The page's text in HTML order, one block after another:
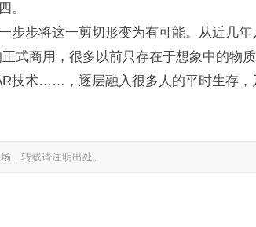
。
步步将这一剪切形变为有可能。从近几年
式商用，很多以前只存在于想象中的物
技术……，逐层融入很多人的平时生存，
，转载请注明出处。